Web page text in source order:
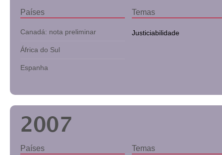
Países
Canadá: nota preliminar
África do Sul
Espanha
Temas
Justiciabilidade
2007
Países Temas